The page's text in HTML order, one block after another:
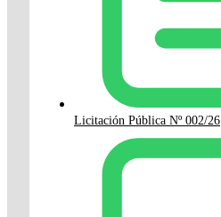
Licitación Pública Nº 002/26